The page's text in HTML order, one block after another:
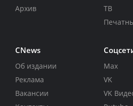
Архив
ТВ
CNews
Об издании
Реклама
Вакансии
Max
VK
VK